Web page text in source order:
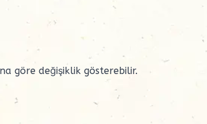
göre değişiklik gösterebilir.